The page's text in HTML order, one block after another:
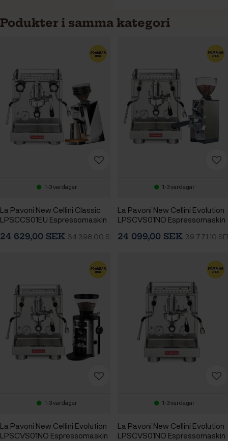
Podukter i samma kategori
1-3 vardagar
La Pavoni New Cellini Classic
LPSCCS01EU Espressomaskin
Speedy Chrome
24 629,00 SEK 34 398,00 SEK
1-3 vardagar
La Pavoni New Cellini Evolution
LPSCVS01NO Espressomaskin
Chrome Espressokvarn
24 099,00 SEK 39 771,10
1-3 vardagar
La Pavoni New Cellini Evolution
LPSCVS01NO Espressomaskin
1-3 vardagar
La Pavoni New Cellini Evolution
LPSCVS01NO Espressomaskin